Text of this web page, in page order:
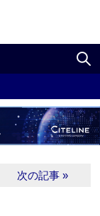
次の記事 »